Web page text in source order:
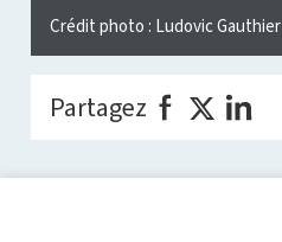
Crédit photo : Ludovic Gauthier
Partagez